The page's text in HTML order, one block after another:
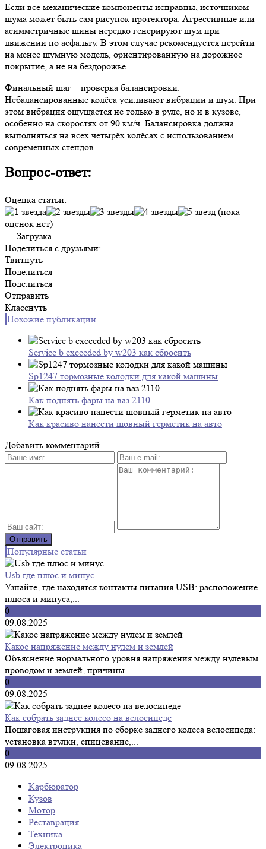
Если все механические компоненты исправны, источником
шума может быть сам рисунок протектора. Агрессивные или
асимметричные шины нередко генерируют шум при
движении по асфальту. В этом случае рекомендуется перейти
на менее шумную модель, ориентированную на дорожное
покрытие, а не на бездорожье.
Финальный шаг – проверка балансировки.
Небалансированные колёса усиливают вибрации и шум. При
этом вибрация ощущается не только в руле, но и в кузове,
особенно на скоростях от 90 км/ч. Балансировка должна
выполняться на всех четырёх колёсах с использованием
современных стендов.
Вопрос-ответ:
Оценка статьи:
(пока
оценок нет)
Загрузка...
Поделиться с друзьями:
Твитнуть
Поделиться
Поделиться
Отправить
Класснуть
Похожие публикации
Service b exceeded by w203 как сбросить
Sp1247 тормозные колодки для какой машины
Как поднять фары на ваз 2110
Как красиво нанести шовный герметик на авто
Добавить комментарий
Популярные статьи
Usb где плюс и минус
Узнайте, где находятся контакты питания USB: расположение
плюса и минуса,...
0
09.08.2025
Какое напряжение между нулем и землей
Объяснение нормального уровня напряжения между нулевым
проводом и землей, причины...
0
09.08.2025
Как собрать заднее колесо на велосипеде
Пошаговая инструкция по сборке заднего колеса велосипеда:
установка втулки, спицевание,...
0
09.08.2025
Карбюратор
Кузов
Мотор
Реставрация
Техника
Электроника